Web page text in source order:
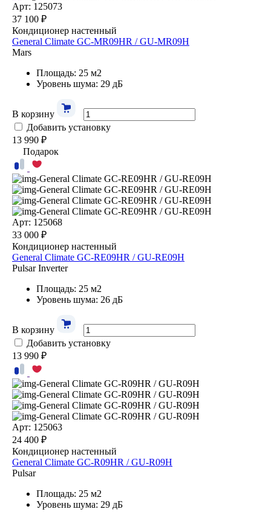
Арт: 125073
37 100 ₽
Кондиционер настенный
General Climate GC-MR09HR / GU-MR09H
Mars
Площадь: 25 м2
Уровень шума: 29 дБ
В корзину
Добавить установку
13 990 ₽
Подарок
Арт: 125068
33 000 ₽
Кондиционер настенный
General Climate GC-RE09HR / GU-RE09H
Pulsar Inverter
Площадь: 25 м2
Уровень шума: 26 дБ
В корзину
Добавить установку
13 990 ₽
Арт: 125063
24 400 ₽
Кондиционер настенный
General Climate GC-R09HR / GU-R09H
Pulsar
Площадь: 25 м2
Уровень шума: 29 дБ